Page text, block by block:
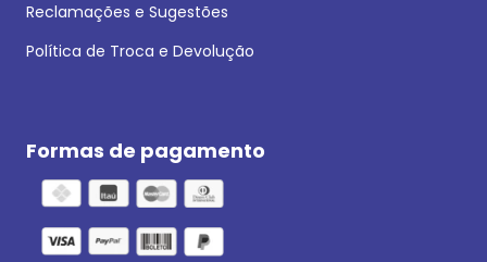
Reclamações e Sugestões
Política de Troca e Devolução
Formas de pagamento